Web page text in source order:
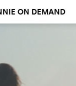
ON DEMAND